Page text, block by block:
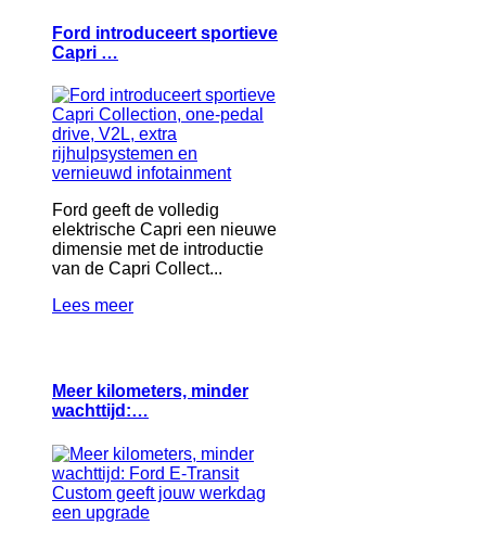
Ford introduceert sportieve
Capri …
Ford geeft de volledig
elektrische Capri een nieuwe
dimensie met de introductie
van de Capri Collect...
Lees meer
Meer kilometers, minder
wachttijd:…